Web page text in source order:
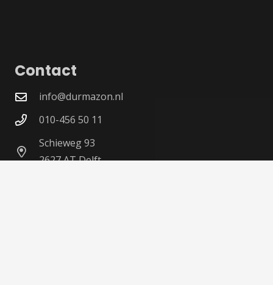
Contact
info@durmazon.nl
010-456 50 11
Schieweg 93
2627 AT Delft